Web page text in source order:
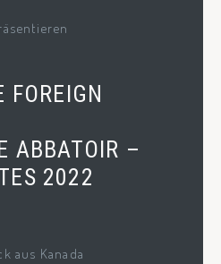
FOREIGN
ABBATOIR –
2022
aus Kanada